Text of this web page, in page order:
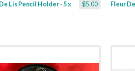
$5.00
Lis Pencil Holder - 5 x
Fleur